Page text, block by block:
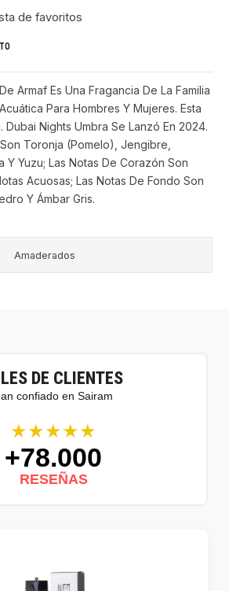
de favoritos
Armaf Es Una Fragancia De La Familia
Para Hombres Y Mujeres. Esta
Dubai Nights Umbra Se Lanzó En 2024.
Toronja (Pomelo), Jengibre,
Y Yuzu; Las Notas De Corazón Son
Acuosas; Las Notas De Fondo Son
Y Ámbar Gris.
Amaderados
DE CLIENTES
confiado en Sairam
★★★★★
+78.000
RESEÑAS